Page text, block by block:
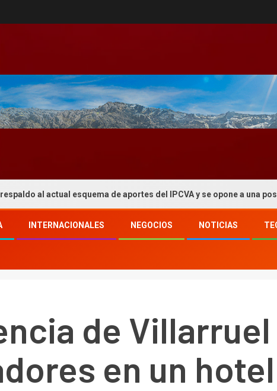
al actual esquema de aportes del IPCVA y se opone a una posible
INTERNACIONALES NEGOCIOS NOTICIAS
de Villarruel
en un hotel